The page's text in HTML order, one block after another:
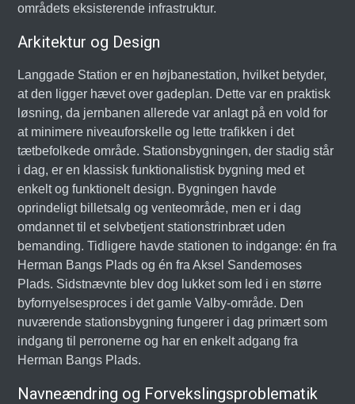
områdets eksisterende infrastruktur.
Arkitektur og Design
Langgade Station er en højbanestation, hvilket betyder,
at den ligger hævet over gadeplan. Dette var en praktisk
løsning, da jernbanen allerede var anlagt på en vold for
at minimere niveauforskelle og lette trafikken i det
tætbefolkede område. Stationsbygningen, der stadig står
i dag, er en klassisk funktionalistisk bygning med et
enkelt og funktionelt design. Bygningen havde
oprindeligt billetsalg og venteområde, men er i dag
omdannet til et selvbetjent stationstrinbræt uden
bemanding. Tidligere havde stationen to indgange: én fra
Herman Bangs Plads og én fra Aksel Sandemoses
Plads. Sidstnævnte blev dog lukket som led i en større
byfornyelsesproces i det gamle Valby-område. Den
nuværende stationsbygning fungerer i dag primært som
indgang til perronerne og har en enkelt adgang fra
Herman Bangs Plads.
Navneændring og Forvekslingsproblematik